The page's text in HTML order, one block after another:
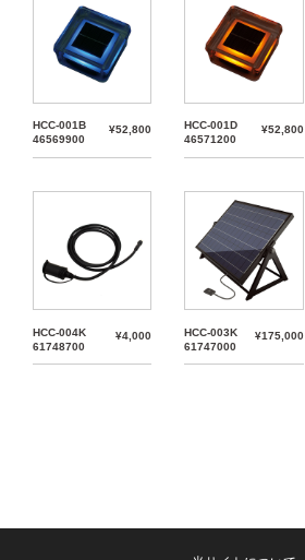
HCC-001B
46569900
¥52,800
HCC-001D
46571200
¥52,800
HCC-004K
61748700
¥4,000
HCC-003K
61747000
¥175,000